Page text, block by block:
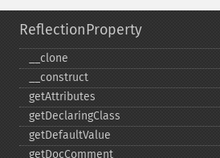
ReflectionProperty
_​_​clone
_​_​construct
getAttributes
getDeclaringClass
getDefaultValue
getDocComment